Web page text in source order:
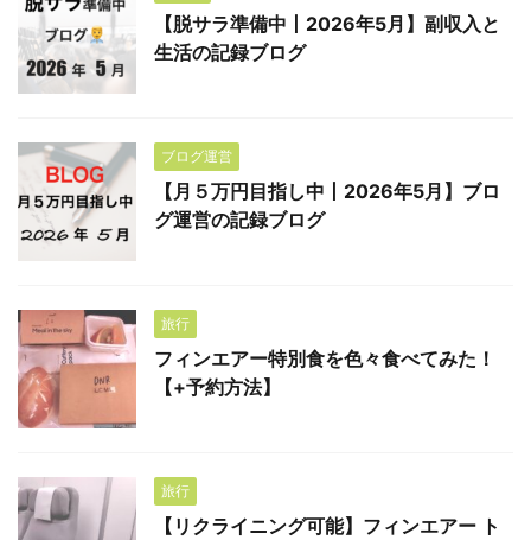
【脱サラ準備中丨2026年5月】副収入と
生活の記録ブログ
ブログ運営
【月５万円目指し中丨2026年5月】ブロ
グ運営の記録ブログ
旅行
フィンエアー特別食を色々食べてみた！
【+予約方法】
旅行
【リクライニング可能】フィンエアー ト